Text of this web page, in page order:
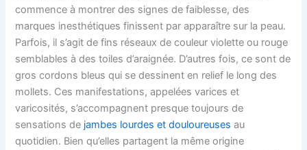
commence à montrer des signes de faiblesse, des
marques inesthétiques finissent par apparaître sur la peau.
Parfois, il s’agit de fins réseaux de couleur violette ou rouge
semblables à des toiles d’araignée. D’autres fois, ce sont de
gros cordons bleus qui se dessinent en relief le long des
mollets. Ces manifestations, appelées varices et
varicosités, s’accompagnent presque toujours de
sensations de jambes lourdes et douloureuses au
quotidien. Bien qu’elles partagent la même origine